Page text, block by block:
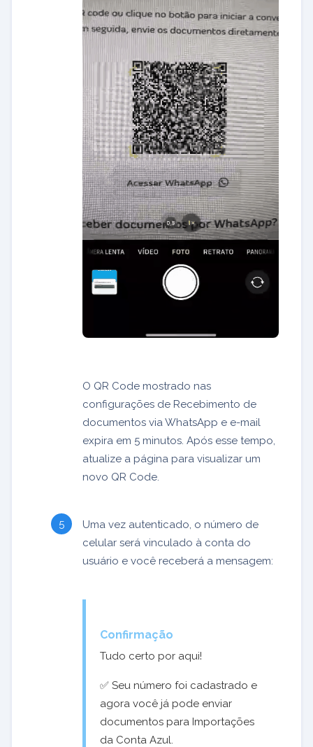
O QR Code mostrado nas
configurações de Recebimento de
documentos via WhatsApp e e-mail
expira em 5 minutos. Após esse tempo,
atualize a página para visualizar um
novo QR Code.
Uma vez autenticado, o número de
celular será vinculado à conta do
usuário e você receberá a mensagem:
Confirmação
Tudo certo por aqui!
✅ Seu número foi cadastrado e
agora você já pode enviar
documentos para Importações
da Conta Azul.